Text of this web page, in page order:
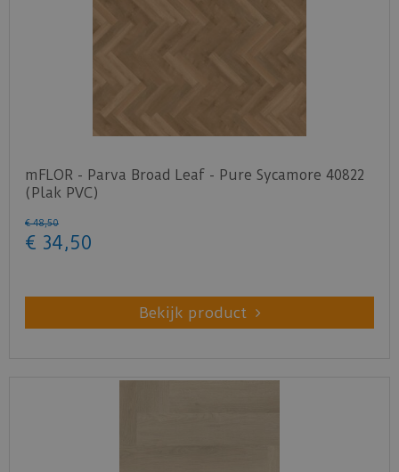
mFLOR - Parva Broad Leaf - Pure Sycamore 40822
(Plak PVC)
€ 48,50
€ 34,50
Bekijk product